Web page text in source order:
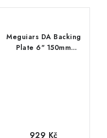
Meguiars DA Backing
Plate 6" 150mm
929 Kč